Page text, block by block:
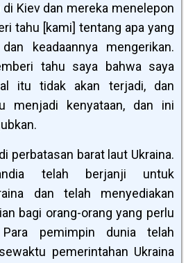
Kiev dan mereka menelepon
tahu [kami] tentang apa yang
keadaannya mengerikan.
tahu saya bahwa saya
itu tidak akan terjadi, dan
menjadi kenyataan, dan ini
perbatasan barat laut Ukraina.
telah berjanji untuk
dan telah menyediakan
bagi orang-orang yang perlu
pemimpin dunia telah
pemerintahan Ukraina